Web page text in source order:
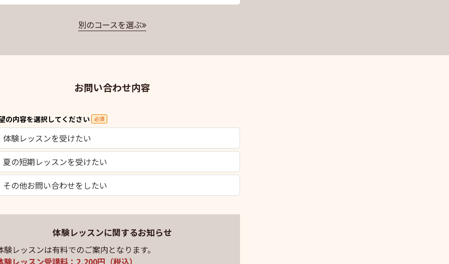
別のコースを選ぶ
お問い合わせ内容
の内容を選択してください 必須
体験レッスンを受けたい
夏の短期レッスンを受けたい
その他お問い合わせをしたい
体験レッスンに関するお知らせ
験レッスンは有料でのご案内となります。
験レッスン受講料：2,200円（税込）